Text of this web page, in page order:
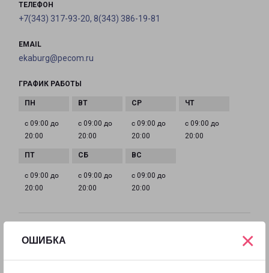
ОШИБКА ×
ТЕЛЕФОН
+7(343) 317-93-20, 8(343) 386-19-81
EMAIL
ekaburg@pecom.ru
ГРАФИК РАБОТЫ
с 09:00 до
20:00
с 09:00 до
20:00
с 09:00 до
20:00
с 09:00 до
20:00
с 09:00 до
20:00
с 09:00 до
20:00
с 09:00 до
20:00
Екатеринбург, проспект Космонавтов, строение 41